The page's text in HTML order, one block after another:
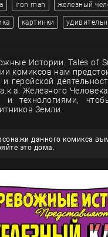
iron man железный
картинки
Истории. Tales of
комиксов нам
геройской
Железного
и технологиями,
Земли.
данного комикса
это дома.